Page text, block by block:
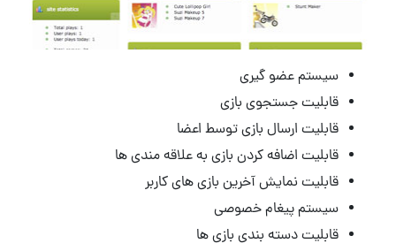
سیستم عضو گیری
قابلیت جستجوی بازی
قابلیت ارسال بازی توسط اعضا
قابلیت اضافه کردن بازی به علاقه مندی ها
قابلیت نمایش آخرین بازی های کاربر
سیستم پیغام خصوصی
قابلیت دسته بندی بازی ها